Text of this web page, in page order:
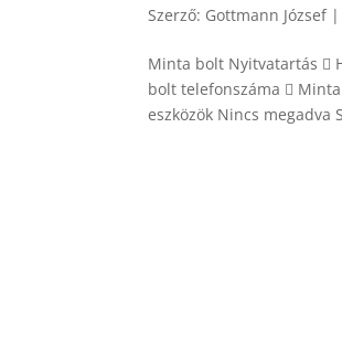
Szerző: Gottmann József|
Minta bolt Nyitvatartás 
bolt telefonszáma 
eszközök Nincs megadva